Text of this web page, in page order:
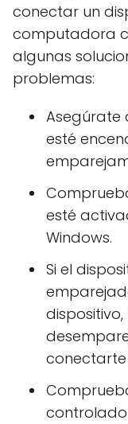
conectar un
computadora
algunas
problemas:
Asegúrate
esté
esté
Windows.
Si el